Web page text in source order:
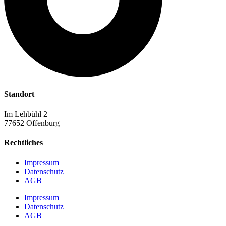
Standort
Im Lehbühl 2
77652 Offenburg
Rechtliches
Impressum
Datenschutz
AGB
Impressum
Datenschutz
AGB